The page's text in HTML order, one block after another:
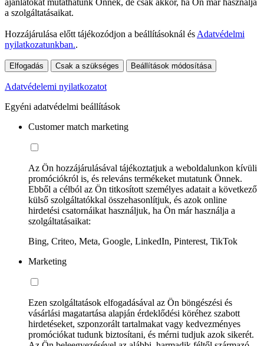
a szolgáltatásaikat.
Hozzájárulása előtt tájékozódjon a beállításoknál és Adatvédelmi
nyilatkozatunkban..
Elfogadás Csak a szükséges Beállítások módosítása
Adatvédelemi nyilatkozatot
Egyéni adatvédelmi beállítások
Customer match marketing
Az Ön hozzájárulásával tájékoztatjuk a weboldalunkon kívüli
promóciókról is, és releváns termékeket mutatunk Önnek.
Ebből a célból az Ön titkosított személyes adatait a következő
külső szolgáltatókkal összehasonlítjuk, és azok online
hirdetési csatornáikat használjuk, ha Ön már használja a
szolgáltatásaikat:
Bing, Criteo, Meta, Google, LinkedIn, Pinterest, TikTok
Marketing
Ezen szolgáltatások elfogadásával az Ön böngészési és
vásárlási magatartása alapján érdeklődési köréhez szabott
hirdetéseket, szponzorált tartalmakat vagy kedvezményes
promóciókat tudunk biztosítani, és mérni tudjuk azok sikerét.